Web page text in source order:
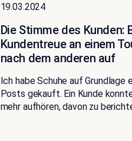
19.03.2024
Die Stimme des Kunden:
Kundentreue an einem
nach dem anderen auf
Ich habe Schuhe auf Grundlage
Posts gekauft. Ein Kunde
mehr aufhören, davon zu